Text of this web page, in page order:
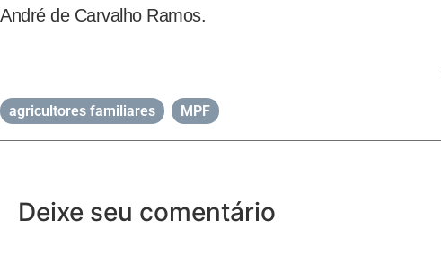
André de Carvalho Ramos.
agricultores familiares MPF
Deixe seu comentário